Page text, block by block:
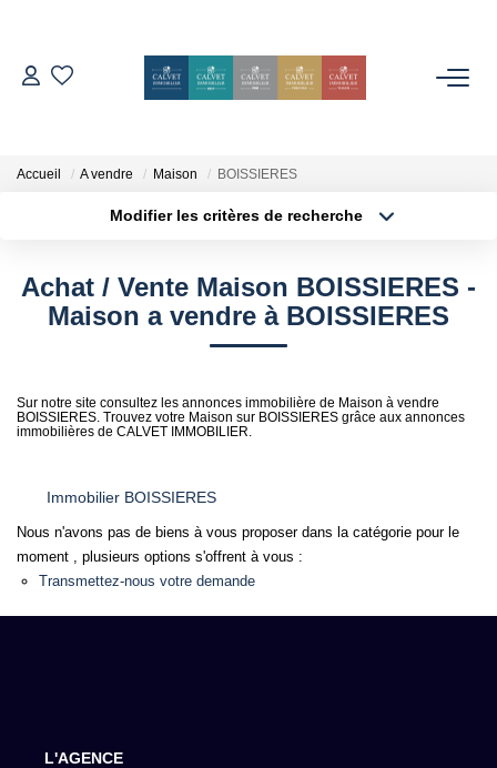
ESTIMER
Notre Équipe
Nos Actes
CONTACT
Accueil A vendre Maison BOISSIERES
Modifier les critères de recherche
Surface min Budget max
Achat / Vente Maison BOISSIERES -
Maison a vendre à BOISSIERES
Sur notre site consultez les annonces immobilière de Maison à vendre
BOISSIERES. Trouvez votre Maison sur BOISSIERES grâce aux annonces
immobilières de CALVET IMMOBILIER.
Immobilier BOISSIERES
Nous n'avons pas de biens à vous proposer dans la catégorie pour le
moment , plusieurs options s'offrent à vous :
Transmettez-nous votre demande
L'AGENCE